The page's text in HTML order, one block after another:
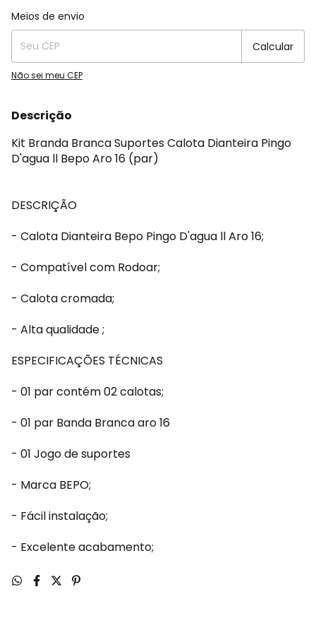
Entregas para o CEP:
Meios de envio
Calcular
Não sei meu CEP
Descrição
Kit Branda Branca Suportes Calota Dianteira Pingo
D'agua ll Bepo Aro 16 (par)
DESCRIÇÃO
- Calota Dianteira Bepo Pingo D'agua ll Aro 16;
- Compatível com Rodoar;
- Calota cromada;
- Alta qualidade ;
ESPECIFICAÇÕES TÉCNICAS
- 01 par contém 02 calotas;
- 01 par Banda Branca aro 16
- 01 Jogo de suportes
- Marca BEPO;
- Fácil instalação;
- Excelente acabamento;